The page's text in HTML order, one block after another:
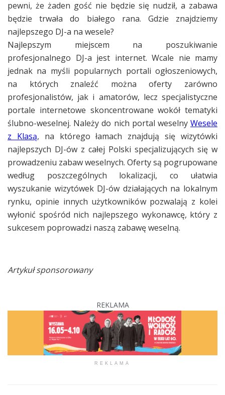
pewni, że żaden gość nie będzie się nudził, a zabawa
będzie trwała do białego rana. Gdzie znajdziemy
najlepszego DJ-a na wesele?
Najlepszym miejscem na poszukiwanie
profesjonalnego DJ-a jest internet. Wcale nie mamy
jednak na myśli popularnych portali ogłoszeniowych,
na których znaleźć można oferty zarówno
profesjonalistów, jak i amatorów, lecz specjalistyczne
portale internetowe skoncentrowane wokół tematyki
ślubno-weselnej. Należy do nich portal weselny Wesele
z Klasą, na którego łamach znajdują się wizytówki
najlepszych DJ-ów z całej Polski specjalizujących się w
prowadzeniu zabaw weselnych. Oferty są pogrupowane
według poszczególnych lokalizacji, co ułatwia
wyszukanie wizytówek DJ-ów działających na lokalnym
rynku, opinie innych użytkowników pozwalają z kolei
wyłonić spośród nich najlepszego wykonawcę, który z
sukcesem poprowadzi naszą zabawę weselną.
Artykuł sponsorowany
REKLAMA
REKLAMA